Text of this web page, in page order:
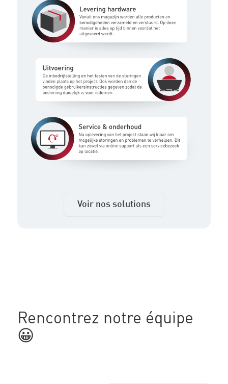
Voir nos solutions
Rencontrez notre équipe
😀